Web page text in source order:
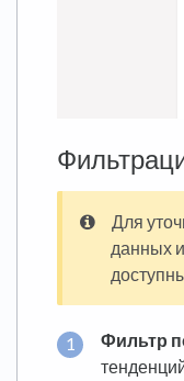
Для
данных
Фильтр